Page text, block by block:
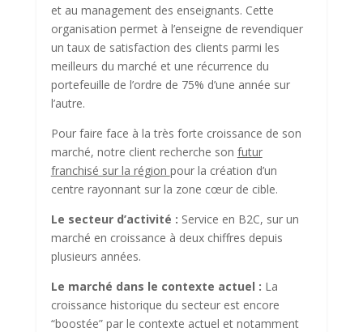
et au management des enseignants. Cette
organisation permet à l’enseigne de revendiquer
un taux de satisfaction des clients parmi les
meilleurs du marché et une récurrence du
portefeuille de l’ordre de 75% d’une année sur
l’autre.
Pour faire face à la très forte croissance de son
marché, notre client recherche son futur
franchisé sur la région pour la création d’un
centre rayonnant sur la zone cœur de cible.
Le secteur d’activité : Service en B2C, sur un
marché en croissance à deux chiffres depuis
plusieurs années.
Le marché dans le contexte actuel : La
croissance historique du secteur est encore
“boostée” par le contexte actuel et notamment